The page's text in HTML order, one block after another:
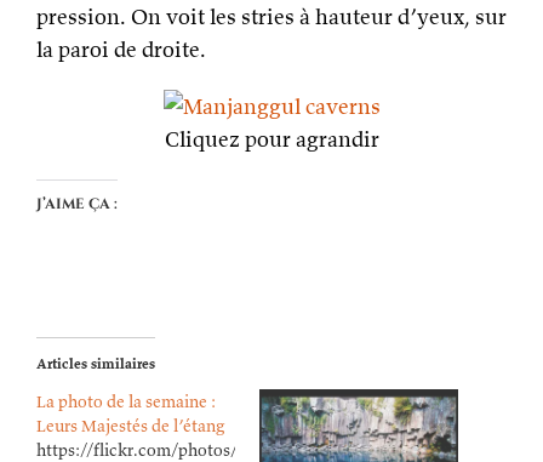
les
cavernes
pression. On voit les stries à hauteur d’yeux, sur
la paroi de droite.
Cliquez pour agrandir
J’aime ça :
Articles similaires
La photo de la semaine :
Leurs Majestés de l’étang
https://flickr.com/photos/lioneldavoust/51253509415/in/